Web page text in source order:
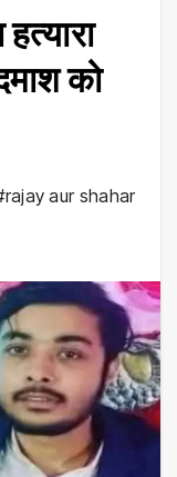
को
aur shahar